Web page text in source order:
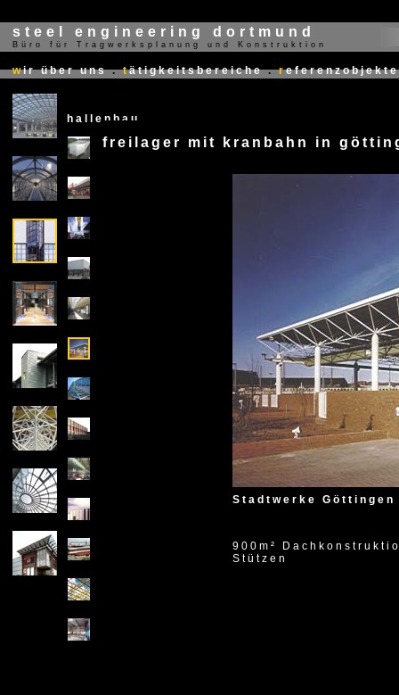
steel engineering dortmund
Büro für Tragwerksplanung und Konstruktion
wir über uns . tätigkeitsbereiche . referenzobjekte
hallenbau
X
freilager mit kranbahn in
X
1984
Stadtwerke Göttingen
900m²
Stützen